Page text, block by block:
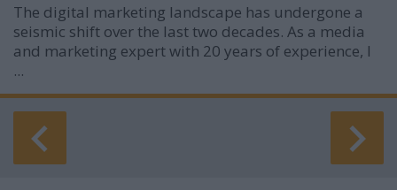
The digital marketing landscape has undergone a
seismic shift over the last two decades. As a media
and marketing expert with 20 years of experience, I
...